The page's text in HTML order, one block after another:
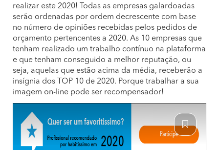
realizar este 2020! Todas as empresas galardoadas
serão ordenadas por ordem decrescente com base
no número de opiniões recebidas pelos pedidos de
orçamento pertencentes a 2020. As 10 empresas que
tenham realizado um trabalho contínuo na plataforma
e que tenham conseguido a melhor reputação, ou
seja, aquelas que estão acima da média, receberão a
insígnia dos TOP 10 de 2020. Porque trabalhar a sua
imagem on-line pode ser recompensador!